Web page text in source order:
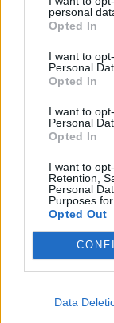
personal
Opted In
I want to
Personal
Opted In
I want to
Personal
Opted In
I want to
Retention,
Personal
Purposes
Opted Out
Data